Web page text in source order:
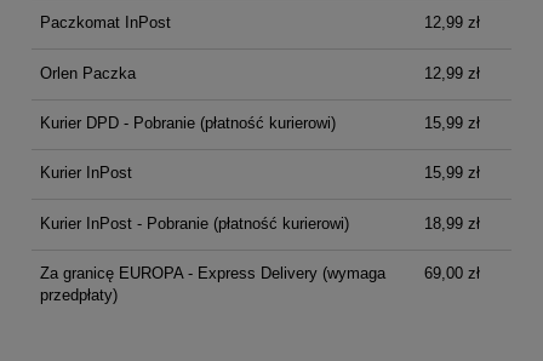
Paczkomat InPost 12,99 zł
Orlen Paczka 12,99 zł
Kurier DPD - Pobranie (płatność kurierowi) 15,99 zł
Kurier InPost 15,99 zł
Kurier InPost - Pobranie (płatność kurierowi) 18,99 zł
Za granicę EUROPA - Express Delivery(wymaga
przedpłaty)
69,00 zł